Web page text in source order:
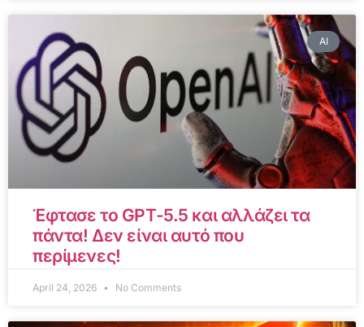
AI
Έφτασε το GPT-5.5 και αλλάζει τα
πάντα! Δεν είναι αυτό που
περίμενες!
April 24, 2026 No Comments